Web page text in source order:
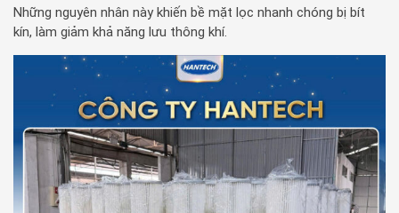
Những nguyên nhân này khiến bề mặt lọc nhanh chóng bị bít
kín, làm giảm khả năng lưu thông khí.